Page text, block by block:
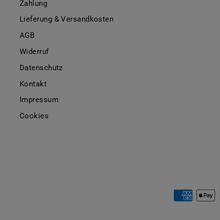
Zahlung
Lieferung & Versandkosten
AGB
Widerruf
Datenschutz
Kontakt
Impressum
Cookies